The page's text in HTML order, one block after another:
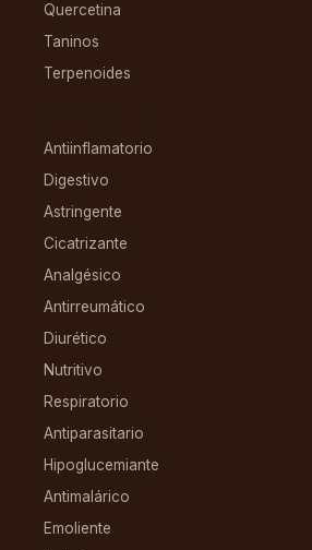
Quercetina
Taninos
Terpenoides
Antiinflamatorio
Digestivo
Astringente
Cicatrizante
Analgésico
Antirreumático
Diurético
Nutritivo
Respiratorio
Antiparasitario
Hipoglucemiante
Antimalárico
Emoliente